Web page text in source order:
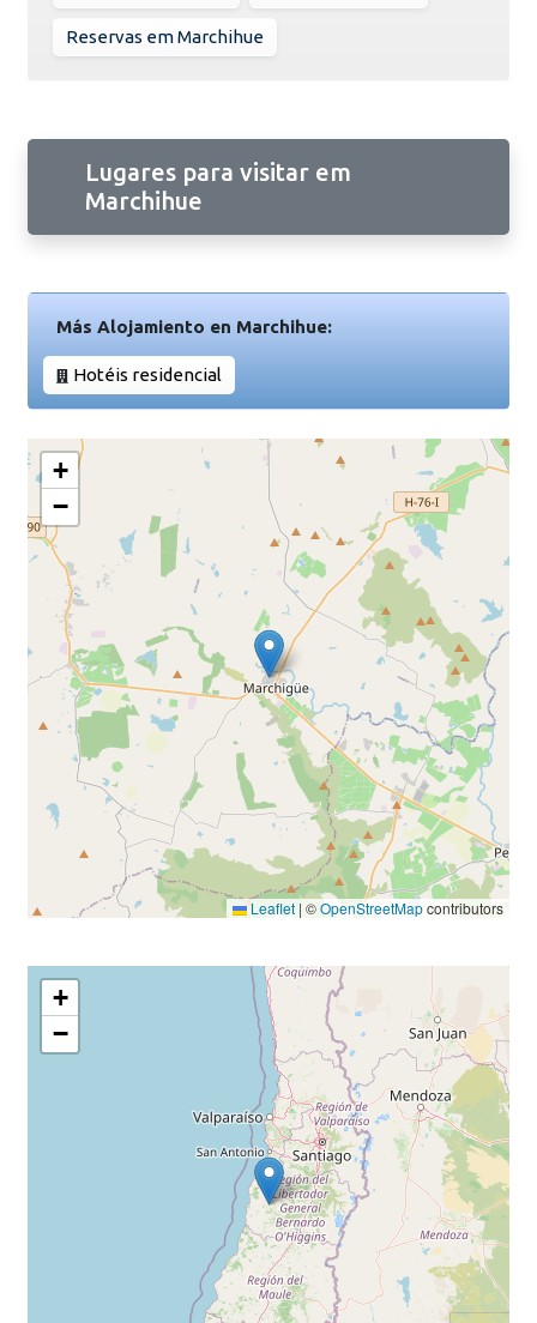
Reservas em Marchihue
Lugares para visitar em
Marchihue
Más Alojamiento en Marchihue:
Hotéis residencial
+
−
Leaflet | ©OpenStreetMapcontributors
+
−